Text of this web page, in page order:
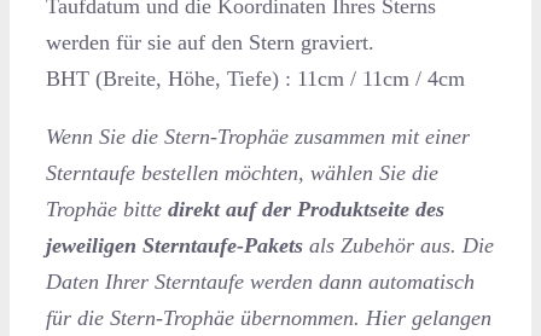
Taufdatum und die Koordinaten Ihres Sterns
werden für sie auf den Stern graviert.
BHT (Breite, Höhe, Tiefe) : 11cm / 11cm / 4cm
Wenn Sie die Stern-Trophäe zusammen mit einer
Sterntaufe bestellen möchten, wählen Sie die
Trophäe bitte direkt auf der Produktseite des
jeweiligen Sterntaufe-Pakets als Zubehör aus. Die
Daten Ihrer Sterntaufe werden dann automatisch
für die Stern-Trophäe übernommen. Hier gelangen